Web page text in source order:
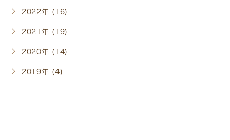
2022年 (16)
2021年 (19)
2020年 (14)
2019年 (4)